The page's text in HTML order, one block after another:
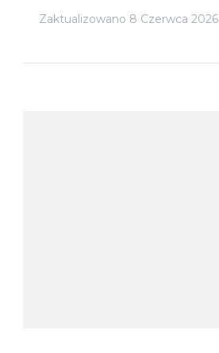
Zaktualizowano 8 Czerwca 2026